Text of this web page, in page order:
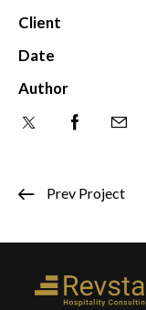
Client
Date
Author
Prev Project